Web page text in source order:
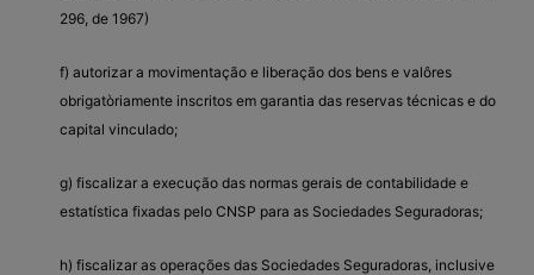
296, de 1967)
f) autorizar a movimentação e liberação dos bens e valôres
obrigatòriamente inscritos em garantia das reservas técnicas e do
capital vinculado;
g) fiscalizar a execução das normas gerais de contabilidade e
estatística fixadas pelo CNSP para as Sociedades Seguradoras;
h) fiscalizar as operações das Sociedades Seguradoras, inclusive